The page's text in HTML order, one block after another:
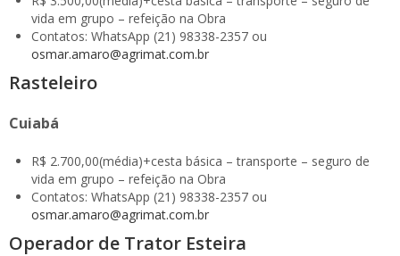
vida em grupo – refeição na Obra
Contatos: WhatsApp (21) 98338-2357 ou
osmar.amaro@agrimat.com.br
Rasteleiro
Cuiabá
R$ 2.700,00(média)+cesta básica – transporte – seguro de
vida em grupo – refeição na Obra
Contatos: WhatsApp (21) 98338-2357 ou
osmar.amaro@agrimat.com.br
Operador de Trator Esteira